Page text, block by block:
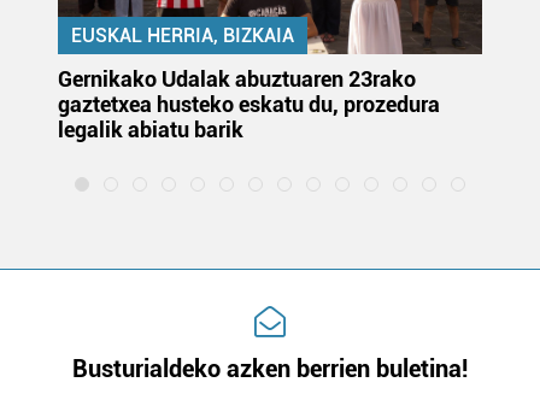
EUSKAL HERRIA, BIZKAIA
Gernikako Udalak abuztuaren 23rako
gaztetxea husteko eskatu du, prozedura
legalik abiatu barik
Busturialdeko azken berrien buletina!